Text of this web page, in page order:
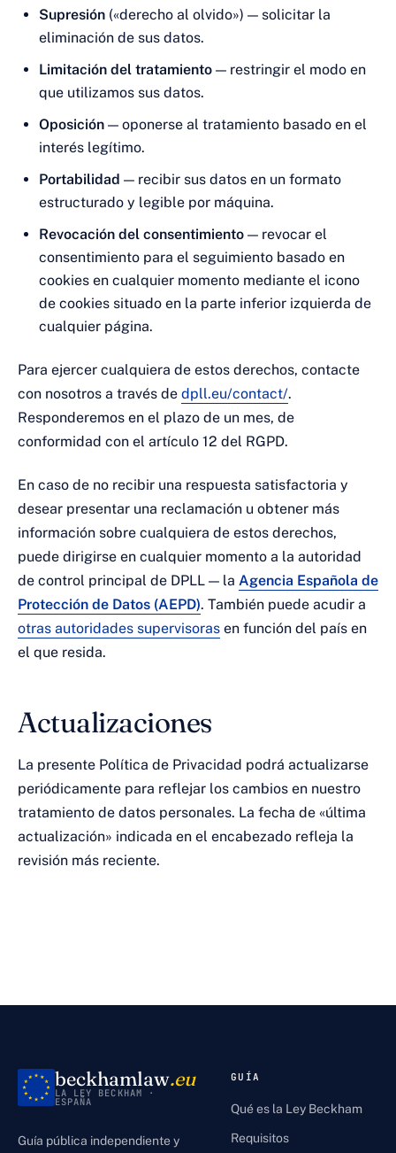
Supresión («derecho al olvido») — solicitar la
eliminación de sus datos.
Limitación del tratamiento — restringir el modo en
que utilizamos sus datos.
Oposición — oponerse al tratamiento basado en el
interés legítimo.
Portabilidad — recibir sus datos en un formato
estructurado y legible por máquina.
Revocación del consentimiento — revocar el
consentimiento para el seguimiento basado en
cookies en cualquier momento mediante el icono
de cookies situado en la parte inferior izquierda de
cualquier página.
Para ejercer cualquiera de estos derechos, contacte
con nosotros a través de dpll.eu/contact/.
Responderemos en el plazo de un mes, de
conformidad con el artículo 12 del RGPD.
En caso de no recibir una respuesta satisfactoria y
desear presentar una reclamación u obtener más
información sobre cualquiera de estos derechos,
puede dirigirse en cualquier momento a la autoridad
de control principal de DPLL — la Agencia Española de
Protección de Datos (AEPD). También puede acudir a
otras autoridades supervisoras en función del país en
el que resida.
Actualizaciones
La presente Política de Privacidad podrá actualizarse
periódicamente para reflejar los cambios en nuestro
tratamiento de datos personales. La fecha de «última
actualización» indicada en el encabezado refleja la
revisión más reciente.
beckhamlaw.eu
LA LEY BECKHAM ·
ESPAÑA
Guía pública independiente y
GUÍA
Qué es la Ley Beckham
Requisitos